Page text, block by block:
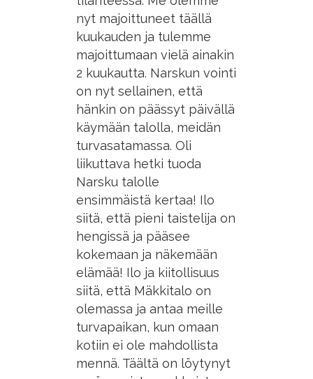
nyt majoittuneet täällä
kuukauden ja tulemme
majoittumaan vielä ainakin
2 kuukautta. Narskun vointi
on nyt sellainen, että
hänkin on päässyt päivällä
käymään talolla, meidän
turvasatamassa. Oli
liikuttava hetki tuoda
Narsku talolle
ensimmäistä kertaa! Ilo
siitä, että pieni taistelija on
hengissä ja pääsee
kokemaan ja näkemään
elämää! Ilo ja kiitollisuus
siitä, että Mäkkitalo on
olemassa ja antaa meille
turvapaikan, kun omaan
kotiin ei ole mahdollista
mennä. Täältä on löytynyt